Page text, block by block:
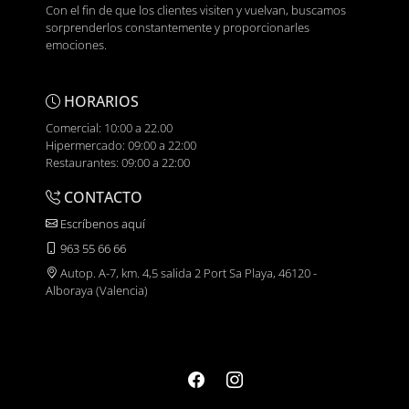
Con el fin de que los clientes visiten y vuelvan, buscamos
sorprenderlos constantemente y proporcionarles
emociones.
HORARIOS
Comercial: 10:00 a 22.00
Hipermercado: 09:00 a 22:00
Restaurantes: 09:00 a 22:00
CONTACTO
Escríbenos aquí
963 55 66 66
Autop. A-7, km. 4,5 salida 2 Port Sa Playa, 46120 -
Alboraya (Valencia)